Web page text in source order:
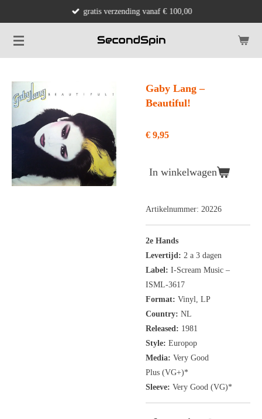
naar
de
gratis verzending vanaf € 100,00
Gaby Lang ‎–
Beautiful!
€ 9,95
In winkelwagen
Artikelnummer: 20226
2e Hands
Levertijd: 2 a 3 dagen
Label: I-Scream Music ‎–
ISML-3617
Format: Vinyl, LP
Country: NL
Released: 1981
Style: Europop
Media: Very Good
Plus (VG+)*
Sleeve: Very Good (VG)*